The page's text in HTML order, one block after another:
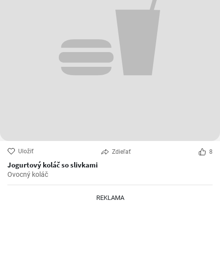
Uložiť Zdieľať 8
Jogurtový koláč so slivkami
Ovocný koláč
REKLAMA